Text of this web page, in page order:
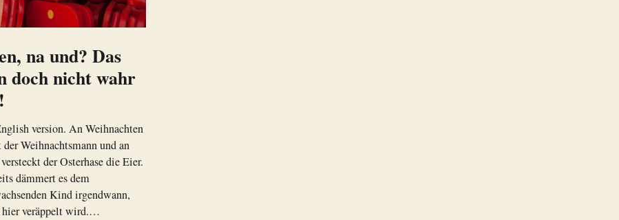
na und? Das
doch nicht wahr
version. An Weihnachten
Weihnachtsmann und an
der Osterhase die Eier.
dämmert es dem
Kind irgendwann,
hier veräppelt wird.…